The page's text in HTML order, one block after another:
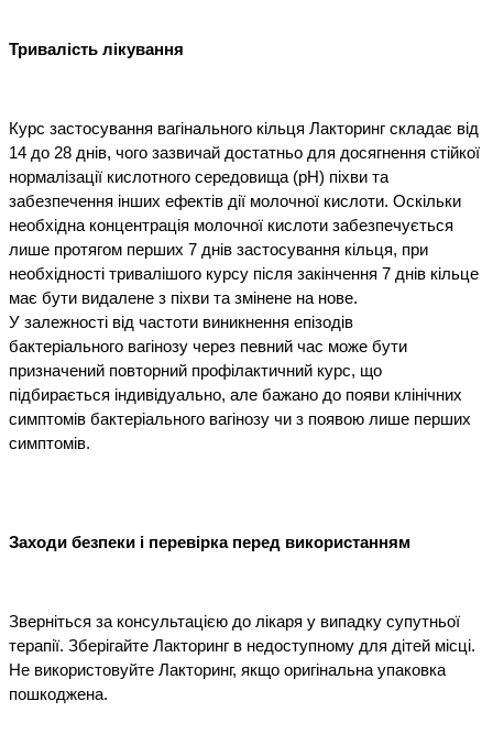
Тривалість лікування
Курс застосування вагінального кільця Лакторинг складає від
14 до 28 днів, чого зазвичай достатньо для досягнення стійкої
нормалізації кислотного середовища (рН) піхви та
забезпечення інших ефектів дії молочної кислоти. Оскільки
необхідна концентрація молочної кислоти забезпечується
лише протягом перших 7 днів застосування кільця, при
необхідності тривалішого курсу після закінчення 7 днів кільце
має бути видалене з піхви та змінене на нове.
У залежності від частоти виникнення епізодів
бактеріального вагінозу через певний час може бути
призначений повторний профілактичний курс, що
підбирається індивідуально, але бажано до появи клінічних
симптомів бактеріального вагінозу чи з появою лише перших
симптомів.
Заходи безпеки і перевірка перед використанням
Зверніться за консультацією до лікаря у випадку супутньої
терапії. Зберігайте Лакторинг в недоступному для дітей місці.
Не використовуйте Лакторинг, якщо оригінальна упаковка
пошкоджена.